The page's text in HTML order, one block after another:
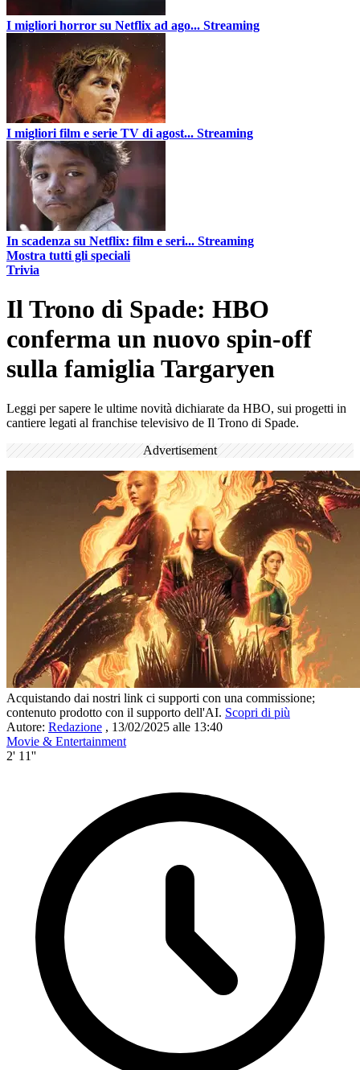
I migliori horror su Netflix ad ago... Streaming
I migliori film e serie TV di agost... Streaming
In scadenza su Netflix: film e seri... Streaming
Mostra tutti gli speciali
Trivia
Il Trono di Spade: HBO
conferma un nuovo spin-off
sulla famiglia Targaryen
Leggi per sapere le ultime novità dichiarate da HBO, sui progetti in
cantiere legati al franchise televisivo de Il Trono di Spade.
Advertisement
Acquistando dai nostri link ci supporti con una commissione;
contenuto prodotto con il supporto dell'AI. Scopri di più
Autore: Redazione , 13/02/2025 alle 13:40
Movie & Entertainment
2' 11''